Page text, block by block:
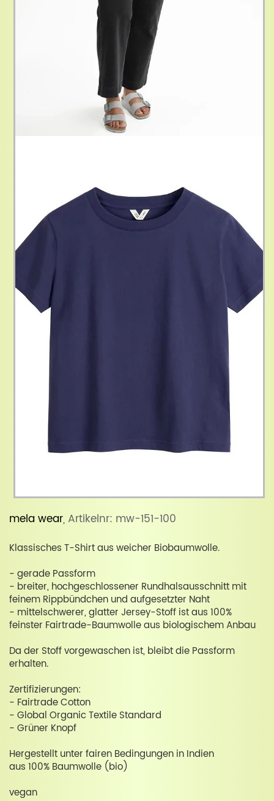
mela wear, Artikelnr: mw-151-100
Klassisches T-Shirt aus weicher Biobaumwolle.
- gerade Passform
- breiter, hochgeschlossener Rundhalsausschnitt mit
feinem Rippbündchen und aufgesetzter Naht
- mittelschwerer, glatter Jersey-Stoff ist aus 100%
feinster Fairtrade-Baumwolle aus biologischem Anbau
Da der Stoff vorgewaschen ist, bleibt die Passform
erhalten.
Zertifizierungen:
- Fairtrade Cotton
- Global Organic Textile Standard
- Grüner Knopf
Hergestellt unter fairen Bedingungen in Indien
aus 100% Baumwolle (bio)
vegan